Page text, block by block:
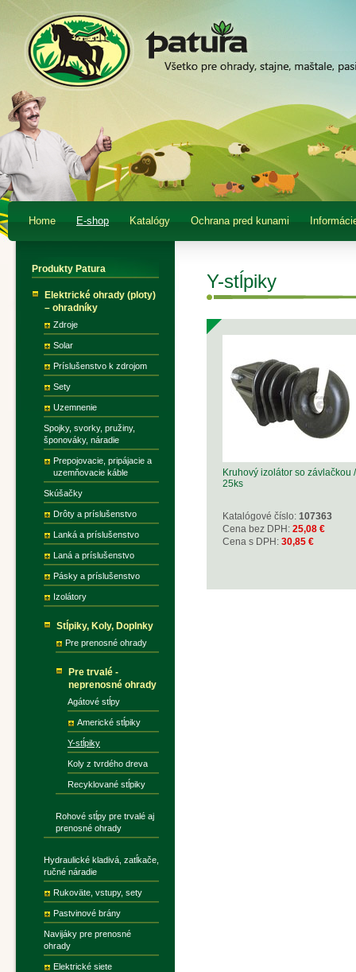
Home E-shop Katalógy Ochrana pred kunami
Produkty Patura
Elektrické ohrady (ploty)
– ohradníky
Zdroje
Solar
Príslušenstvo k zdrojom
Sety
Uzemnenie
Spojky, svorky, pružiny,
šponováky, náradie
Prepojovacie, pripájacie a
uzemňovacie káble
Skúšačky
Drôty a príslušenstvo
Lanká a príslušenstvo
Laná a príslušenstvo
Pásky a príslušenstvo
Izolátory
Stĺpiky, Koly, Doplnky
Pre prenosné ohrady
Pre trvalé -
neprenosné ohrady
Agátové stĺpy
Americké stĺpiky
Y-stĺpiky
Koly z tvrdého dreva
Recyklované stĺpiky
Rohové stĺpy pre trvalé aj
prenosné ohrady
Hydraulické kladivá, zatĺkače,
ručné náradie
Rukoväte, vstupy, sety
Pastvinové brány
Navijáky pre prenosné
ohrady
Elektrické siete
Y-stĺpiky
Kruhový izolátor so závlačkou /
25ks
Katalógové číslo: 107363
Cena bez DPH: 25,08 €
Cena s DPH: 30,85 €